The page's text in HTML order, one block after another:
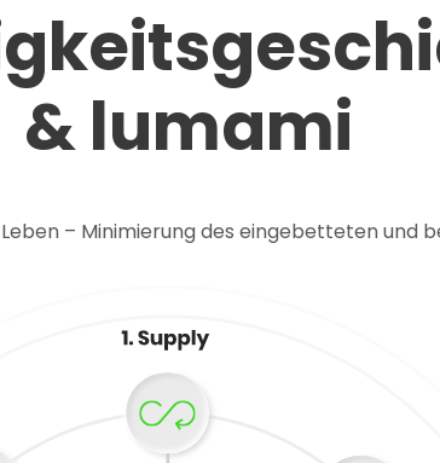
& lumami
– Minimierung des eingebetteten und